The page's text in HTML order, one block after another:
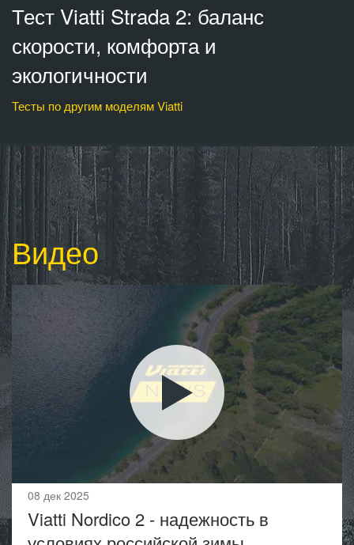
Тест Viatti Strada 2: баланс
скорости, комфорта и
экологичности
Тесты по другим моделям Viatti
Видео
08 дек 2025
Viatti Nordico 2 - надежность в